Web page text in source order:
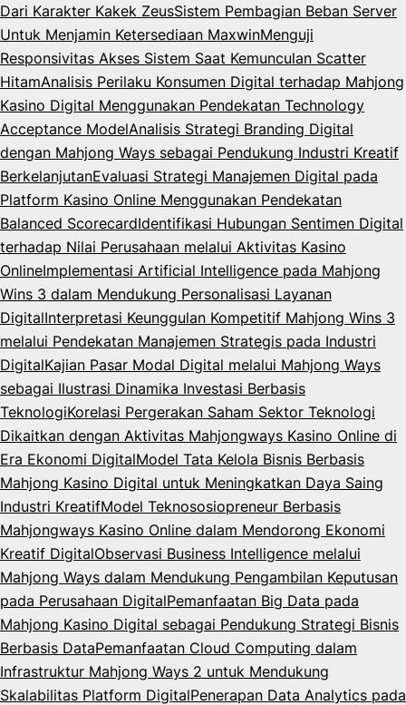
Dari Karakter Kakek ZeusSistem Pembagian Beban Server
Untuk Menjamin Ketersediaan MaxwinMenguji
Responsivitas Akses Sistem Saat Kemunculan Scatter
HitamAnalisis Perilaku Konsumen Digital terhadap Mahjong
Kasino Digital Menggunakan Pendekatan Technology
Acceptance ModelAnalisis Strategi Branding Digital
dengan Mahjong Ways sebagai Pendukung Industri Kreatif
BerkelanjutanEvaluasi Strategi Manajemen Digital pada
Platform Kasino Online Menggunakan Pendekatan
Balanced ScorecardIdentifikasi Hubungan Sentimen Digital
terhadap Nilai Perusahaan melalui Aktivitas Kasino
OnlineImplementasi Artificial Intelligence pada Mahjong
Wins 3 dalam Mendukung Personalisasi Layanan
DigitalInterpretasi Keunggulan Kompetitif Mahjong Wins 3
melalui Pendekatan Manajemen Strategis pada Industri
DigitalKajian Pasar Modal Digital melalui Mahjong Ways
sebagai Ilustrasi Dinamika Investasi Berbasis
TeknologiKorelasi Pergerakan Saham Sektor Teknologi
Dikaitkan dengan Aktivitas Mahjongways Kasino Online di
Era Ekonomi DigitalModel Tata Kelola Bisnis Berbasis
Mahjong Kasino Digital untuk Meningkatkan Daya Saing
Industri KreatifModel Teknososiopreneur Berbasis
Mahjongways Kasino Online dalam Mendorong Ekonomi
Kreatif DigitalObservasi Business Intelligence melalui
Mahjong Ways dalam Mendukung Pengambilan Keputusan
pada Perusahaan DigitalPemanfaatan Big Data pada
Mahjong Kasino Digital sebagai Pendukung Strategi Bisnis
Berbasis DataPemanfaatan Cloud Computing dalam
Infrastruktur Mahjong Ways 2 untuk Mendukung
Skalabilitas Platform DigitalPenerapan Data Analytics pada